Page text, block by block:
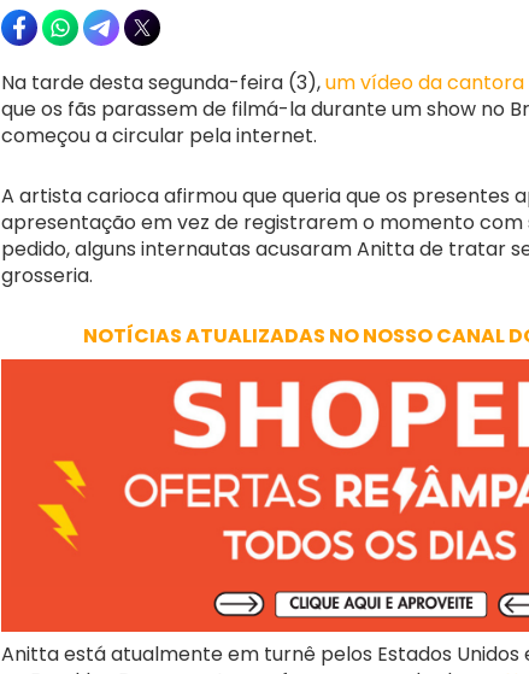
Na tarde desta segunda-feira (3),um vídeo da
que os fãs parassem de filmá-la durante um show no
começou a circular pela internet.
A artista carioca afirmou que queria que os presentes
apresentação em vez de registrarem o momento com
pedido, alguns internautas acusaram Anitta de tratar
grosseria.
NOTÍCIAS ATUALIZADAS NO NOSSO CANAL
Anitta está atualmente em turnê pelos Estados Unidos